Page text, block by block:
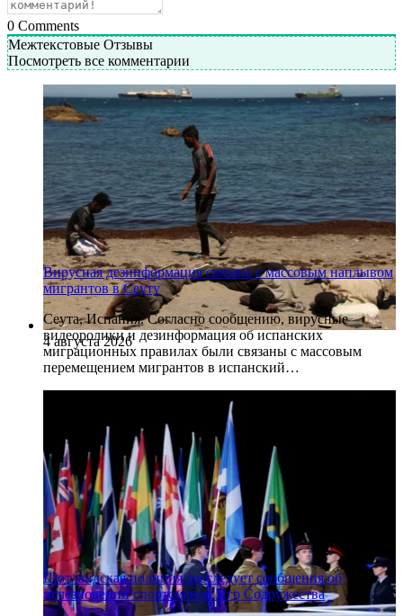
0 Comments
Межтекстовые Отзывы
Посмотреть все комментарии
4 августа 2026
Вирусная дезинформация связана с массовым наплывом
мигрантов в Сеуту
Сеута, Испания. Согласно сообщению, вирусные
видеоролики и дезинформация об испанских
миграционных правилах были связаны с массовым
перемещением мигрантов в испанский…
Шотландская полиция расследует сообщения об
исчезновении спортсменов Игр Содружества